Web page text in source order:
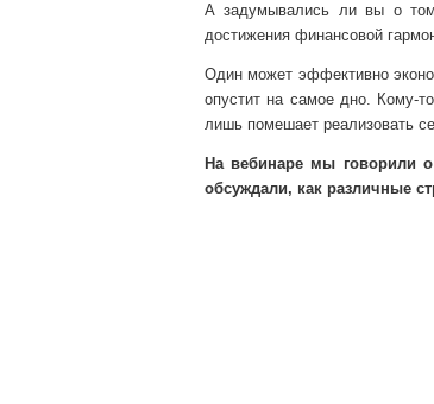
А задумывались ли вы о
достижения финансовой
Один может эффективно
опустит на самое дно. Кому-
лишь помешает реализовать
На вебинаре мы говорили
обсуждали, как различные